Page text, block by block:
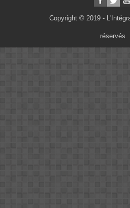
Copyright © 2019 -
réservés.